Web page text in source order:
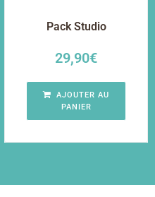
Pack Studio
29,90€
AJOUTER AU
PANIER